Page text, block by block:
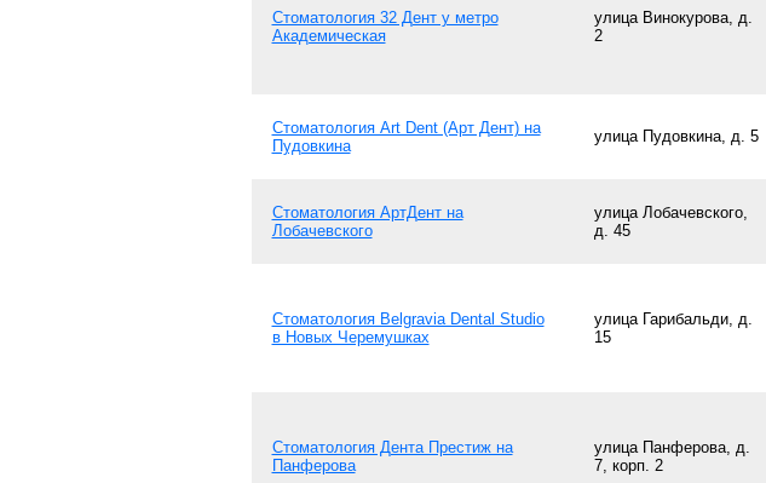
Стоматология 32 Дент у метро
Академическая
улица Винокурова, д.
2
Стоматология Art Dent (Арт Дент) на
Пудовкина
улица Пудовкина, д. 5
Стоматология АртДент на
Лобачевского
улица Лобачевского,
д. 45
Стоматология Belgravia Dental Studio
в Новых Черемушках
улица Гарибальди, д.
15
Стоматология Дента Престиж на
Панферова
улица Панферова, д.
7, корп. 2